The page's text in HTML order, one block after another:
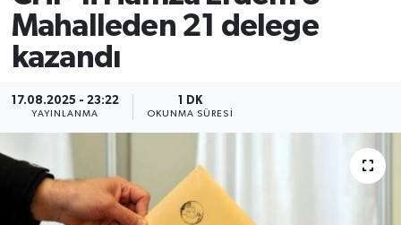
Mahalleden 21 delege
kazandı
17.08.2025 - 23:22
YAYINLANMA
1 DK
OKUNMA SÜRESI
Haber Arşivi